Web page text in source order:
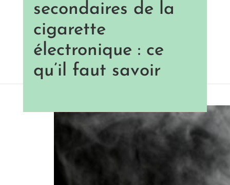
secondaires de la
cigarette
électronique : ce
qu’il faut savoir